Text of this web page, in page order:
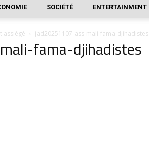
SOCIÉTÉ ENTERTAINMENT
assiégé jad20251107-ass-mali-fama-djihadistes
fama-djihadistes